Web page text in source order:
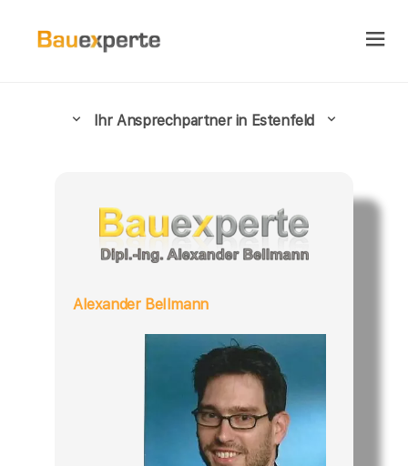
Ihr Ansprechpartner in Estenfeld
Alexander Bellmann